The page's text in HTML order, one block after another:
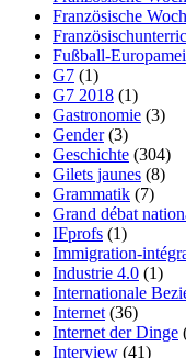
Französische
Fußball-
G7 (1)
G7 2018 (1)
Gastronomie (3)
Gender(3)
Geschichte (304)
Gilets jaunes (8)
Grammatik (7)
Grand débat
IFprofs (1)
Immigration-
Industrie 4.0 (1)
Internationale
Internet (36)
Internet der Dinge
Interview (41)